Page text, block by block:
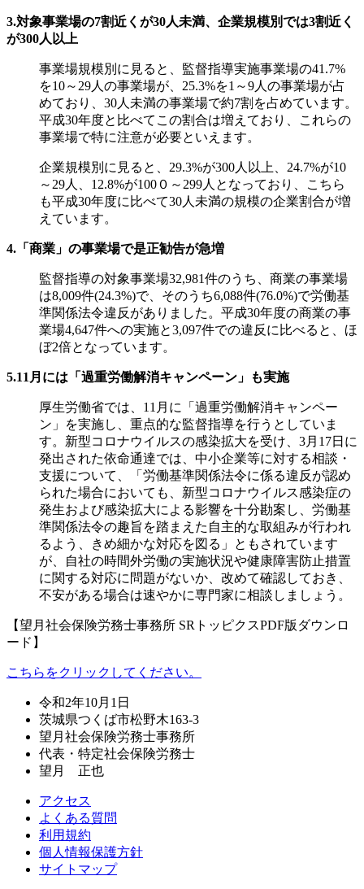
3.対象事業場の7割近くが30人未満、企業規模別では3割近く
が300人以上
事業場規模別に見ると、監督指導実施事業場の41.7%
を10～29人の事業場が、25.3%を1～9人の事業場が占
めており、30人未満の事業場で約7割を占めています。
平成30年度と比べてこの割合は増えており、これらの
事業場で特に注意が必要といえます。
企業規模別に見ると、29.3%が300人以上、24.7%が10
～29人、12.8%が100０～299人となっており、こちら
も平成30年度に比べて30人未満の規模の企業割合が増
えています。
4.「商業」の事業場で是正勧告が急増
監督指導の対象事業場32,981件のうち、商業の事業場
は8,009件(24.3%)で、そのうち6,088件(76.0%)で労働基
準関係法令違反がありました。平成30年度の商業の事
業場4,647件への実施と3,097件での違反に比べると、ほ
ぼ2倍となっています。
5.11月には「過重労働解消キャンペーン」も実施
厚生労働省では、11月に「過重労働解消キャンペー
ン」を実施し、重点的な監督指導を行うとしていま
す。新型コロナウイルスの感染拡大を受け、3月17日に
発出された依命通達では、中小企業等に対する相談・
支援について、「労働基準関係法令に係る違反が認め
られた場合においても、新型コロナウイルス感染症の
発生および感染拡大による影響を十分勘案し、労働基
準関係法令の趣旨を踏まえた自主的な取組みが行われ
るよう、きめ細かな対応を図る」ともされています
が、
自社の時間外労働の実施状況や健康障害防止措置
に関する対応に問題がないか、改めて確認しておき、
不安がある場合は速やかに専門家に相談しましょう。
【望月社会保険労務士事務所 SRトッピクスPDF版ダウンロ
ード】
こちらをクリックしてください。
令和2年10月1日
茨城県つくば市松野木163-3
望月社会保険労務士事務所
代表・特定社会保険労務士
望月 正也
アクセス
よくある質問
利用規約
個人情報保護方針
サイトマップ